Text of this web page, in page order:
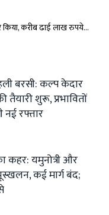
किया, करीब ढाई लाख रुपये…
बरसी: कल्प केदार
तैयारी शुरू, प्रभावितों
नई रफ्तार
कहर: यमुनोत्री और
कई मार्ग बंद;